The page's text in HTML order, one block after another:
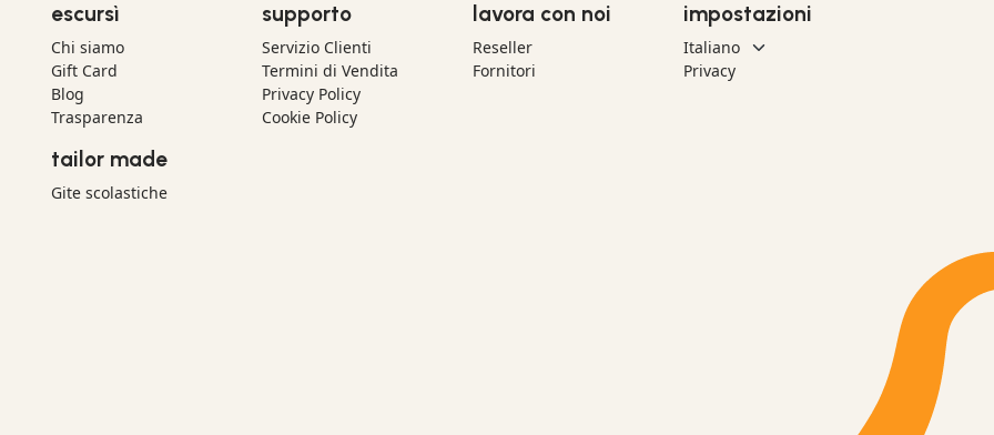
escursì
Chi siamo
Gift Card
Blog
Trasparenza
tailor made
Gite scolastiche
supporto
Servizio Clienti
Termini di Vendita
Privacy Policy
Cookie Policy
lavora con noi
Reseller
Fornitori
impostazioni
Privacy